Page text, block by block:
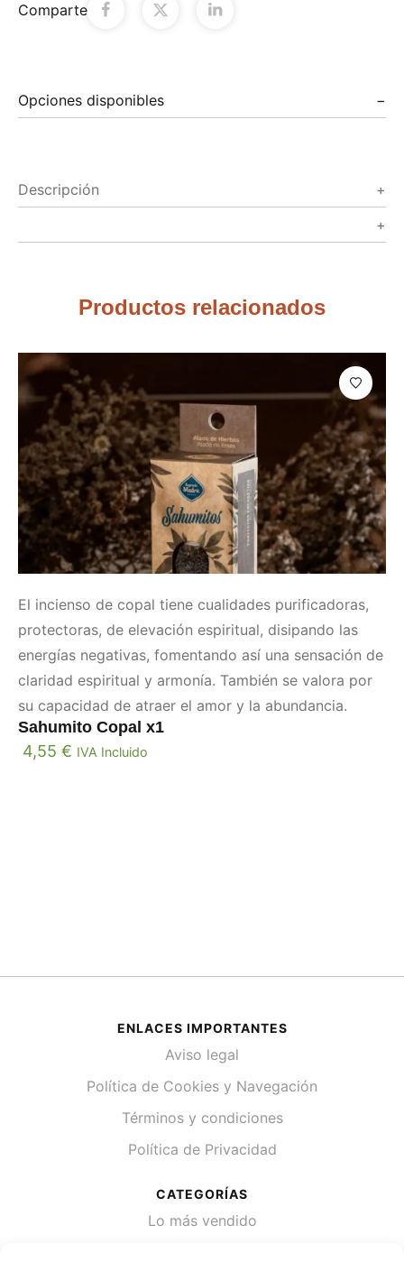
Comparte
Opciones disponibles
Descripción
Productos relacionados
El incienso de copal tiene cualidades purificadoras,
protectoras, de elevación espiritual, disipando las
energías negativas, fomentando así una sensación de
claridad espiritual y armonía. También se valora por
su capacidad de atraer el amor y la abundancia.
Sahumito Copal x1
4,55 € IVA Incluido
ENLACES IMPORTANTES
Aviso legal
Política de Cookies y Navegación
Términos y condiciones
Política de Privacidad
CATEGORÍAS
Lo más vendido